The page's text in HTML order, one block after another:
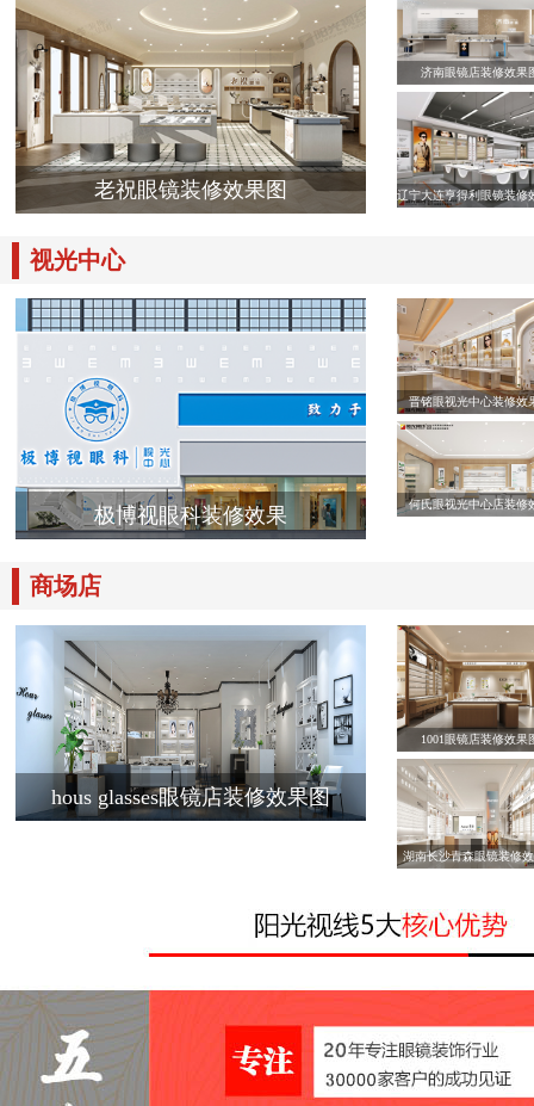
老祝眼镜装修效果图
济南眼镜店装修效果
辽宁大连亨得利眼镜装修
视光中心
极博视眼科装修效果
晋铭眼视光中心装修效
何氏眼视光中心店装修
商场店
hous glasses眼镜店装修效果图
1001眼镜店装修效果
湖南长沙青森眼镜装修